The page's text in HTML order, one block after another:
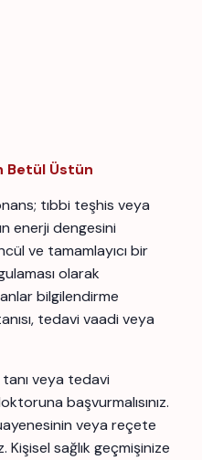
Betül Üstün
tıbbi teşhis veya
enerji dengesini
ve tamamlayıcı bir
olarak
bilgilendirme
tedavi vaadi veya
veya tedavi
başvurmalısınız.
veya reçete
sağlık geçmişinize